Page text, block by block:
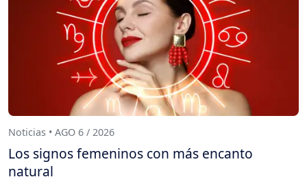
Noticias • AGO 6 / 2026
Los signos femeninos con más encanto
natural